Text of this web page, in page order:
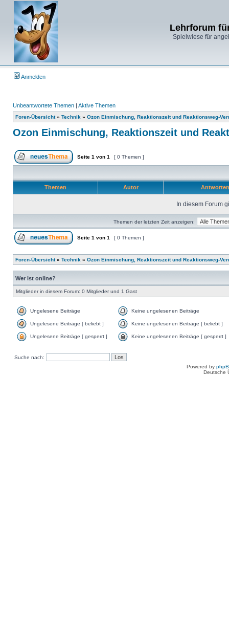
Lehrforum
Spielwiese für
Anmelden
Unbeantwortete Themen | Aktive Themen
Foren-Übersicht» Technik » Ozon Einmischung, Reaktionszeit und Reaktionsweg-
Ozon Einmischung, Reaktionszeit und
Seite 1 von 1 [ 0 Themen ]
Themen Autor
In diesem Forum
Themen der letzten Zeit anzeigen:
Seite 1 von 1 [ 0 Themen ]
Foren-Übersicht» Technik » Ozon Einmischung, Reaktionszeit und Reaktionsweg-
Wer ist online?
Mitglieder in diesem Forum: 0 Mitglieder und 1 Gast
Ungelesene Beiträge Keine ungelesenen Beiträge
Ungelesene Beiträge [ beliebt ] Keine ungelesenen Beiträge [ beliebt ]
Ungelesene Beiträge [ gesperrt ] Keine ungelesenen Beiträge [ gesperrt ]
Suche nach:
Powered by
Deutsche